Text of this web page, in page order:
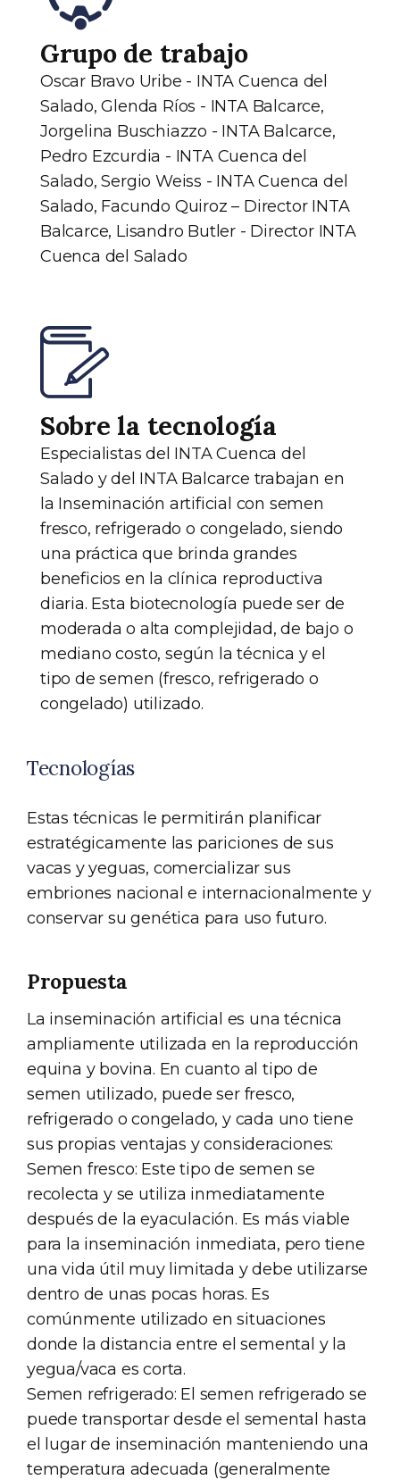
Grupo de trabajo
Oscar Bravo Uribe - INTA Cuenca del
Salado, Glenda Ríos - INTA Balcarce,
Jorgelina Buschiazzo - INTA Balcarce,
Pedro Ezcurdia - INTA Cuenca del
Salado, Sergio Weiss - INTA Cuenca del
Salado, Facundo Quiroz – Director INTA
Balcarce, Lisandro Butler - Director INTA
Cuenca del Salado
Sobre la tecnología
Especialistas del INTA Cuenca del
Salado y del INTA Balcarce trabajan en
la Inseminación artificial con semen
fresco, refrigerado o congelado, siendo
una práctica que brinda grandes
beneficios en la clínica reproductiva
diaria. Esta biotecnología puede ser de
moderada o alta complejidad, de bajo o
mediano costo, según la técnica y el
tipo de semen (fresco, refrigerado o
congelado) utilizado.
Tecnologías
Estas técnicas le permitirán planificar
estratégicamente las pariciones de sus
vacas y yeguas, comercializar sus
embriones nacional e internacionalmente y
conservar su genética para uso futuro.
Propuesta
La inseminación artificial es una técnica
ampliamente utilizada en la reproducción
equina y bovina. En cuanto al tipo de
semen utilizado, puede ser fresco,
refrigerado o congelado, y cada uno tiene
sus propias ventajas y consideraciones:
Semen fresco: Este tipo de semen se
recolecta y se utiliza inmediatamente
después de la eyaculación. Es más viable
para la inseminación inmediata, pero tiene
una vida útil muy limitada y debe utilizarse
dentro de unas pocas horas. Es
comúnmente utilizado en situaciones
donde la distancia entre el semental y la
yegua/vaca es corta.
Semen refrigerado: El semen refrigerado se
puede transportar desde el semental hasta
el lugar de inseminación manteniendo una
temperatura adecuada (generalmente